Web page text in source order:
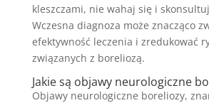
kleszczami, nie wahaj się i
Wczesna diagnoza może znacząco
efektywność leczenia i zredukować
związanych z boreliozą.
Jakie są objawy neurologiczne
Objawy neurologiczne boreliozy,